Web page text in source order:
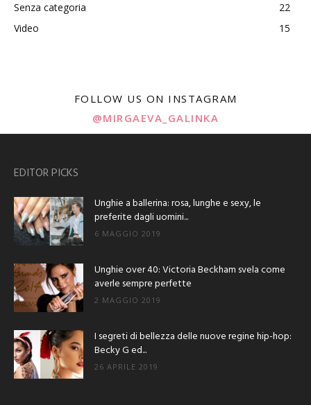
Senza categoria
22
Video
15
FOLLOW US ON INSTAGRAM
@MIRGAEVA_GALINKA
EDITOR PICKS
Unghie a ballerina: rosa, lunghe e sexy, le
preferite dagli uomini...
6 MAGGIO 2019
Unghie over 40: Victoria Beckham svela come
averle sempre perfette
2 MAGGIO 2019
I segreti di bellezza delle nuove regine hip-hop:
Becky G ed...
26 APRILE 2019